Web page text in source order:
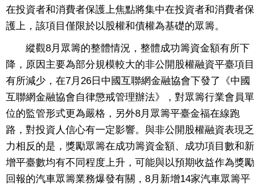
在投資者和消費者保護上焦點將集中在投資者和消費者保
護上，該項目僅限於以股權和債權為基礎的眾籌。
縱觀8月眾籌的整體情況，整體成功籌資金額有所下
降，原因主要為部分規模較大的非公開股權融資平臺項目
有所減少，在7月26日中國互聯網金融協會下發了《中國
互聯網金融協會自律懲戒管理辦法》，對眾籌行業會員單
位的監管形式更為嚴格，另外8月眾籌平臺金福在線跑
路，對投資人信心有一定影響。與非公開股權融資表現乏
力相反的是，獎勵眾籌在成功籌資金額、成功項目數和新
增平臺數均有不同程度上升，可能與以預期收益作為獎勵
回報的汽車眾籌業務爆發有關，8月新增14家汽車眾籌平